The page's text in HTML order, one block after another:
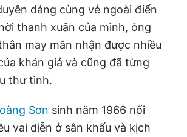
dáng cùng vẻ ngoài điển
thanh xuân của mình, ông
may mắn nhận được nhiều
khán giả và cũng đã từng
thư tình.
Sơn sinh năm 1966 nổi
vai diễn ở sân khấu và kịch